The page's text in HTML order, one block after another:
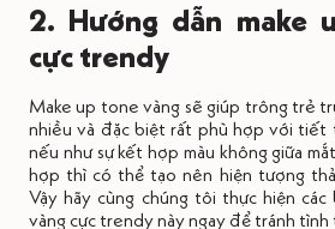
2. Hướng dẫn make
cực trendy
Make up tone vàng sẽ giúp trông trẻ
nhiều và đặc biệt rất phù hợp với tiết
nếu như sự kết hợp màu không giữa
hợp thì có thể tạo nên hiện tượng
Vậy hãy cùng chúng tôi thực hiện
vàng cực trendy này ngay để tránh tình